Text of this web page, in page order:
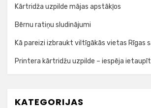
Kārtridža uzpilde mājas apstākļos
Bērnu ratiņu sludinājumi
Kā pareizi izbraukt viltīgākās vietas Rīgas
Printera kārtridžu uzpilde – iespēja
KATEGORIJAS